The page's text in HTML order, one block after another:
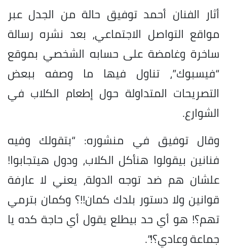
أثار الفنان أحمد توفيق حالة من الجدل عبر
مواقع التواصل الاجتماعي، بعد نشره رسالة
ساخرة وغامضة على حسابه الشخصي بموقع
“فيسبوك”، تناول فيها ما وصفه ببعض
التصريحات المتداولة حول إطعام الكلاب في
الشوارع.
وقال توفيق في منشوره: “بتقولك وفيه
فنانين بيقولوا هنأكل الكلاب، ودول هيتجابوا!
علشان هم ضد توجه الدولة، يعني لا عارفة
قوانين ولا دستور بلدك كمان!!؟ وكمان بترمي
تهم؟! هو أي حد بيطلع يقول أي حاجة كده يا
جماعة وعادي؟!”.